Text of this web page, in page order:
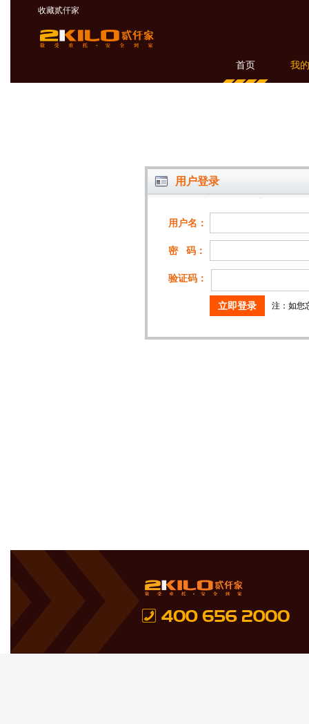
收藏贰仟家
首页 我
用户登录
用户名：
密 码：
验证码：
注：如您